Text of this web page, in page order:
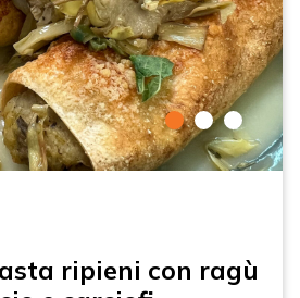
ripieni con ragù